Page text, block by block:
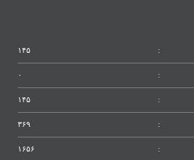
: ۱۴۵
: ۰
: ۱۴۵
: ۳۶۹
: ۱۶۵۶